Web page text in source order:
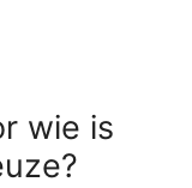
wie is